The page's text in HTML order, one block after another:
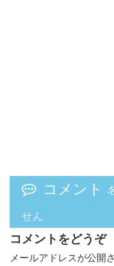
コメント
せん
コメントをどうぞ
メールアドレスが公開